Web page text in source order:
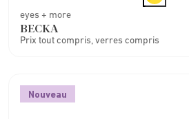
eyes + more
BECKA
Prix tout compris, verres compris
Nouveau